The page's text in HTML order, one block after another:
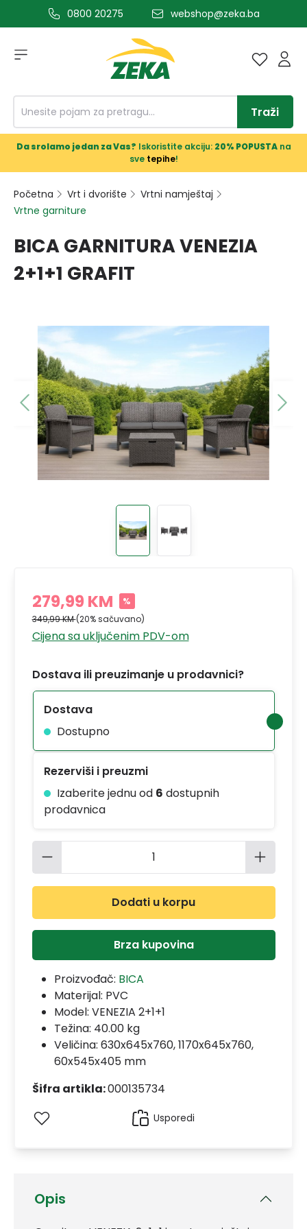
glavni sadržaj0800 20275 webshop@zeka.ba
Traži
Da srolamo jedan za Vas? Iskoristite akciju: 20% POPUSTAna
sve tepihe!
Početna Vrt i dvorište
Vrtni namještaj
Vrtne garniture
BICA GARNITURA VENEZIA
2+1+1 GRAFIT
Opis
279,99 KM %
349,99 KM(20% sačuvano)
Cijena sa uključenim PDV-om
Dostava ili preuzimanje u prodavnici?
Dostava
Dostupno
Rezerviši i preuzmi
Izaberite jednu od 6 dostupnih
prodavnica
Količina proizvoda: Unesite
Dodati u korpu
Brza kupovina
Proizvođač: BICA
Materijal: PVC
Model: VENEZIA 2+1+1
Težina: 40.00 kg
Veličina: 630x645x760, 1170x645x760,
60x545x405 mm
Šifra artikla:000135734
Usporedi